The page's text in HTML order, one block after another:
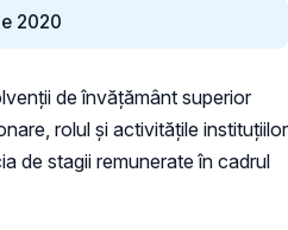
2020
de învățământ superior
rolul și activitățile instituțiilor
de stagii remunerate în cadrul